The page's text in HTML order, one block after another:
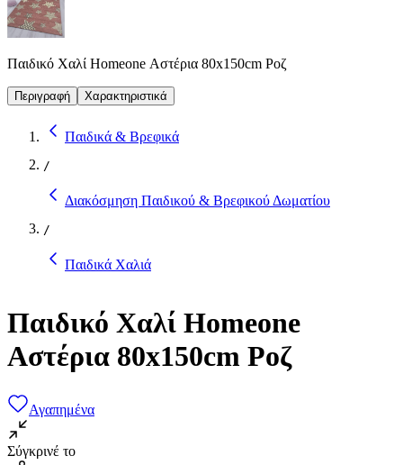
Παιδικό Χαλί Homeone Αστέρια 80x150cm Ροζ
Περιγραφή Χαρακτηριστικά
Παιδικά & Βρεφικά
/
Διακόσμηση Παιδικού & Βρεφικού Δωματίου
/
Παιδικά Χαλιά
Παιδικό Χαλί Homeone
Αστέρια 80x150cm Ροζ
Αγαπημένα
Σύγκρινέ το